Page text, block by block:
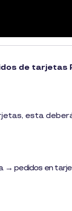
de tarjetas
esta
→ pedidos en